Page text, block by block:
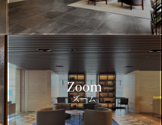
Zoom
ズーム